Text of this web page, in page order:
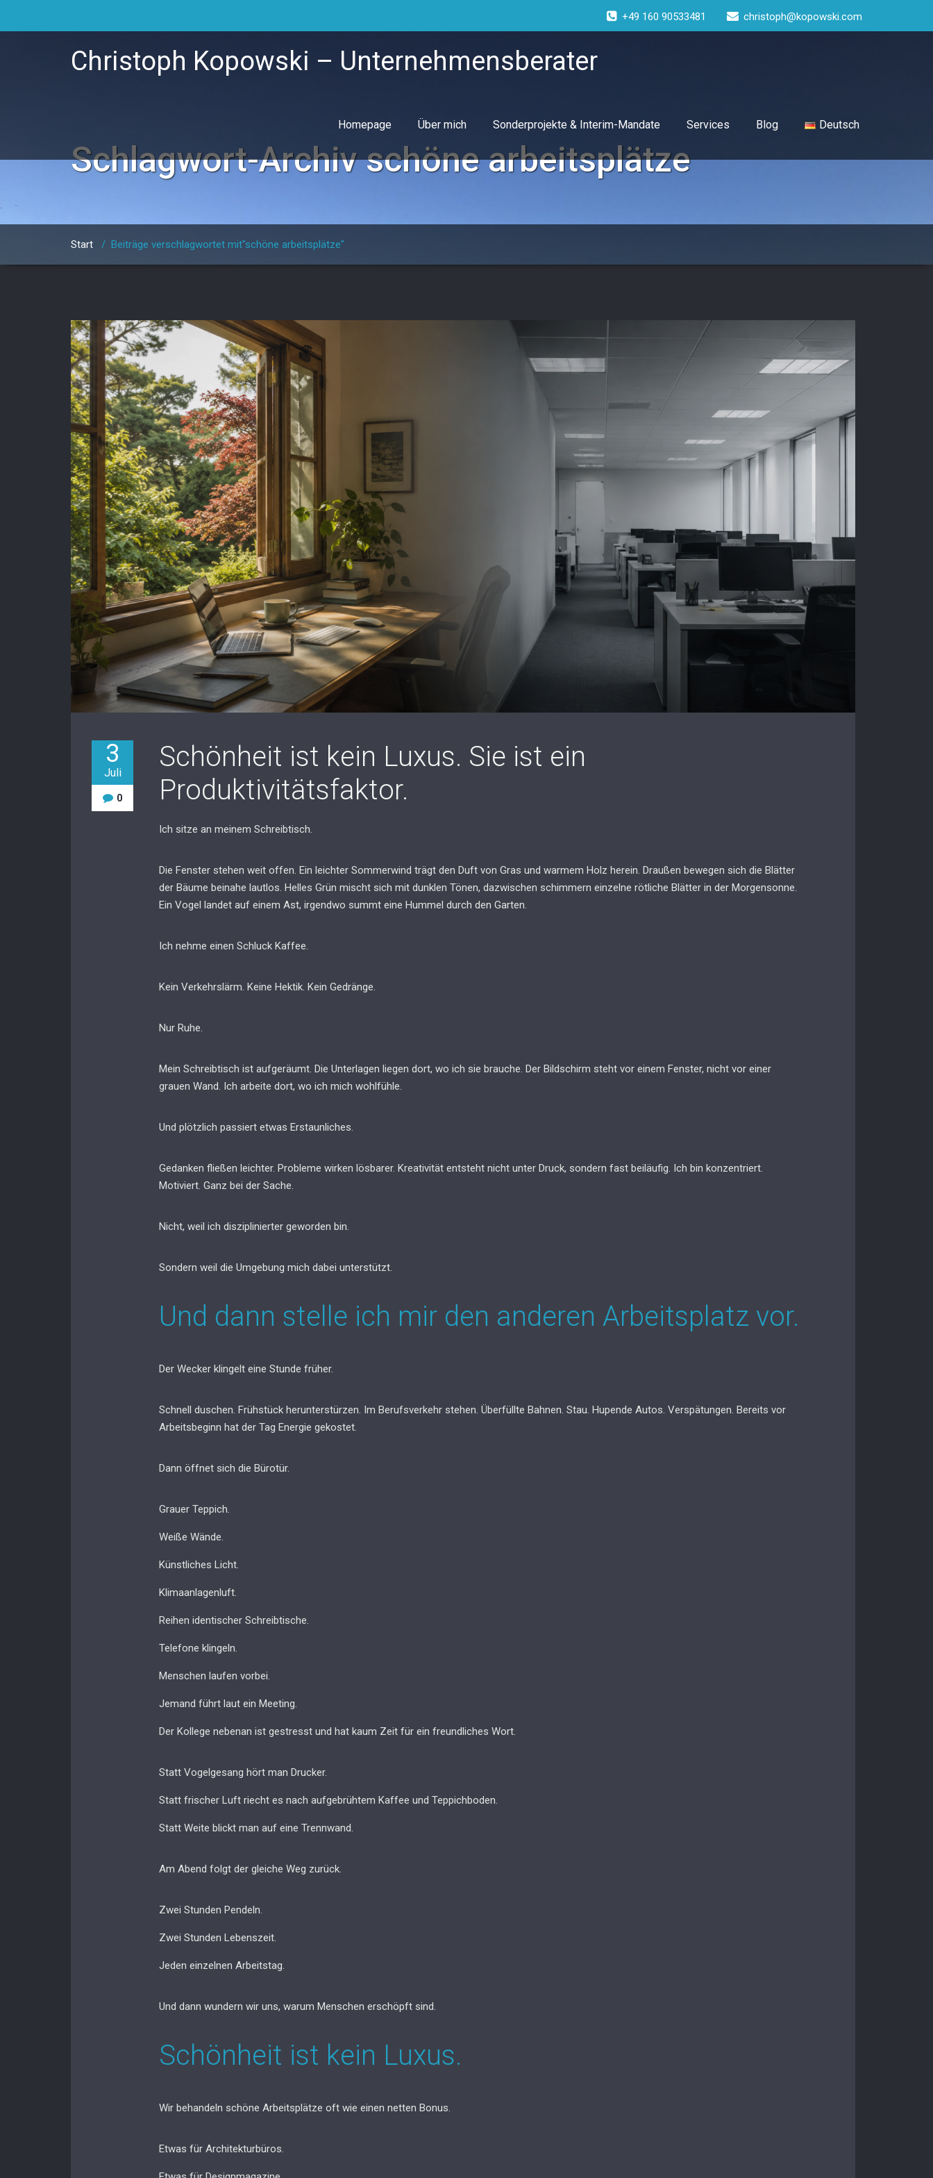
+49 160 90533481 christoph@kopowski.com
Christoph Kopowski – Unternehmensberater
Homepage Über mich Sonderprojekte & Interim-Mandate Services Blog Deutsch
Schlagwort-Archivschöne arbeitsplätze
Start / Beiträge verschlagwortet mit"schöne arbeitsplätze"
3
Juli
0
Schönheit ist kein Luxus. Sie ist ein
Produktivitätsfaktor.
Ich sitze an meinem Schreibtisch.
Die Fenster stehen weit offen. Ein leichter Sommerwind trägt den Duft von Gras und warmem Holz herein. Draußen bewegen sich die Blätter
der Bäume beinahe lautlos. Helles Grün mischt sich mit dunklen Tönen, dazwischen schimmern einzelne rötliche Blätter in der Morgensonne.
Ein Vogel landet auf einem Ast, irgendwo summt eine Hummel durch den Garten.
Ich nehme einen Schluck Kaffee.
Kein Verkehrslärm. Keine Hektik. Kein Gedränge.
Nur Ruhe.
Mein Schreibtisch ist aufgeräumt. Die Unterlagen liegen dort, wo ich sie brauche. Der Bildschirm steht vor einem Fenster, nicht vor einer
grauen Wand. Ich arbeite dort, wo ich mich wohlfühle.
Und plötzlich passiert etwas Erstaunliches.
Gedanken fließen leichter. Probleme wirken lösbarer. Kreativität entsteht nicht unter Druck, sondern fast beiläufig. Ich bin konzentriert.
Motiviert. Ganz bei der Sache.
Nicht, weil ich disziplinierter geworden bin.
Sondern weil die Umgebung mich dabei unterstützt.
Und dann stelle ich mir den anderen Arbeitsplatz vor.
Der Wecker klingelt eine Stunde früher.
Schnell duschen. Frühstück herunterstürzen. Im Berufsverkehr stehen. Überfüllte Bahnen. Stau. Hupende Autos. Verspätungen. Bereits vor
Arbeitsbeginn hat der Tag Energie gekostet.
Dann öffnet sich die Bürotür.
Grauer Teppich.
Weiße Wände.
Künstliches Licht.
Klimaanlagenluft.
Reihen identischer Schreibtische.
Telefone klingeln.
Menschen laufen vorbei.
Jemand führt laut ein Meeting.
Der Kollege nebenan ist gestresst und hat kaum Zeit für ein freundliches Wort.
Statt Vogelgesang hört man Drucker.
Statt frischer Luft riecht es nach aufgebrühtem Kaffee und Teppichboden.
Statt Weite blickt man auf eine Trennwand.
Am Abend folgt der gleiche Weg zurück.
Zwei Stunden Pendeln.
Zwei Stunden Lebenszeit.
Jeden einzelnen Arbeitstag.
Und dann wundern wir uns, warum Menschen erschöpft sind.
Schönheit ist kein Luxus.
Wir behandeln schöne Arbeitsplätze oft wie einen netten Bonus.
Etwas für Architekturbüros.